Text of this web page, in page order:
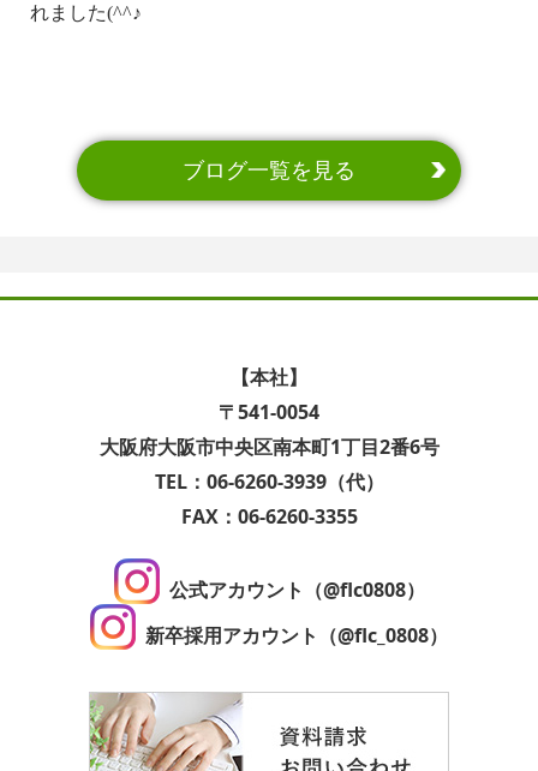
れました(^^♪
ブログ一覧を見る
【本社】
〒541-0054
大阪府大阪市中央区南本町1丁目2番6号
TEL：06-6260-3939（代）
FAX：06-6260-3355
公式アカウント（@flc0808）
新卒採用アカウント（@flc_0808）